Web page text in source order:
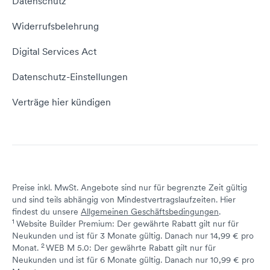
Domain umziehen
E-Mail-Domain
Server Hosting
Kontakt aufnehmen
Empfehlungsprogramm
Domain Reseller
Status dogado.de
Widerrufsbelehrung
Digital Services Act
Datenschutz-Einstellungen
Verträge hier kündigen
Preise inkl. MwSt. Angebote sind nur für begrenzte Zeit gültig
und sind teils abhängig von Mindestvertragslaufzeiten. Hier
findest du unsere Allgemeinen Geschäftsbedingungen.
1 Website Builder Premium: Der gewährte Rabatt gilt nur für
Neukunden und ist für 3 Monate gültig. Danach nur 14,99 € pro
Monat.↩ 1
2 WEB M 5.0: Der gewährte Rabatt gilt nur für
Neukunden und ist für 6 Monate gültig. Danach nur 10,99 € pro